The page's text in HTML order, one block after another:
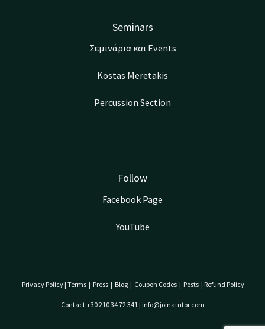
Seminars
Σεμινάρια και Events
Kostas Meretakis
Percussion Section
Follow
Facebook Page
YouTube
Privacy Policy | Terms | Press | Blog | Coupon Codes | Posts | Refund Policy
Contact +30 210 34 72 341 | info@joinatutor.com